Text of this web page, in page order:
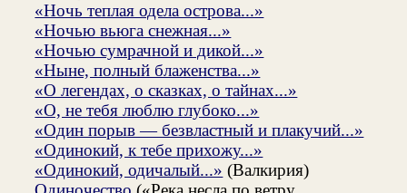
«Ночь теплая одела острова...»
«Ночью вьюга снежная...»
«Ночью сумрачной и дикой...»
«Ныне, полный блаженства...»
«О легендах, о сказках, о тайнах...»
«О, не тебя люблю глубоко...»
«Один порыв — безвластный и плакучий...»
«Одинокий, к тебе прихожу...»
«Одинокий, одичалый...» (Валкирия)